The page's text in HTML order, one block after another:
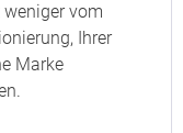
vom
Ihrer
Marke